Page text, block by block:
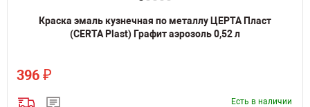
Краска эмаль кузнечная по металлу ЦЕРТА Пласт
(CERTA Plast) Графит аэрозоль 0,52 л
396 ₽
Есть в наличии